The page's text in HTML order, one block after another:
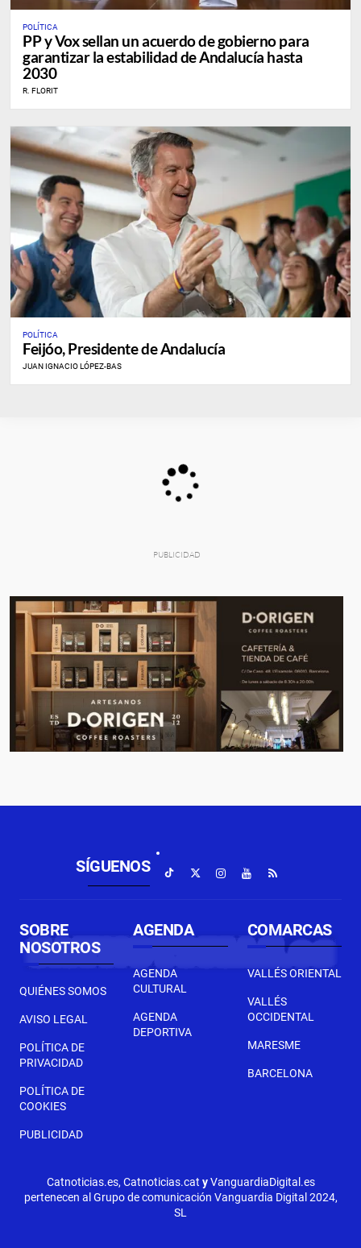
POLÍTICA
PP y Vox sellan un acuerdo de gobierno para
garantizar la estabilidad de Andalucía hasta
2030
R. FLORIT
POLÍTICA
Feijóo, Presidente de Andalucía
JUAN IGNACIO LÓPEZ-BAS
SÍGUENOS
SOBRE
NOSOTROS
QUIÉNES SOMOS
AVISO LEGAL
POLÍTICA DE
PRIVACIDAD
POLÍTICA DE
COOKIES
PUBLICIDAD
AGENDA
AGENDA
CULTURAL
AGENDA
DEPORTIVA
COMARCAS
VALLÉS ORIENTAL
VALLÉS
OCCIDENTAL
MARESME
BARCELONA
Catnoticias.es, Catnoticias.cat yVanguardiaDigital.es
pertenecen al Grupo de comunicación Vanguardia Digital 2024,
SL